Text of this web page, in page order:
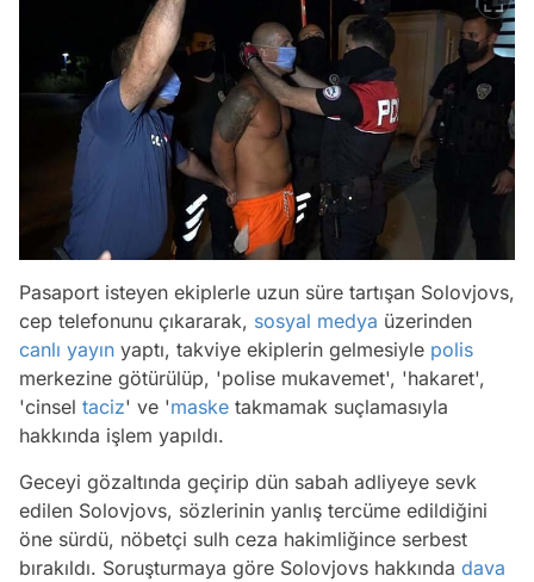
Pasaport isteyen ekiplerle uzun süre tartışan Solovjovs,
cep telefonunu çıkararak, sosyal medya üzerinden
canlı yayın yaptı, takviye ekiplerin gelmesiyle polis
merkezine götürülüp, 'polise mukavemet', 'hakaret',
'cinsel taciz' ve 'maske takmamak suçlamasıyla
hakkında işlem yapıldı.
Geceyi gözaltında geçirip dün sabah adliyeye sevk
edilen Solovjovs, sözlerinin yanlış tercüme edildiğini
öne sürdü, nöbetçi sulh ceza hakimliğince serbest
bırakıldı. Soruşturmaya göre Solovjovs hakkında dava